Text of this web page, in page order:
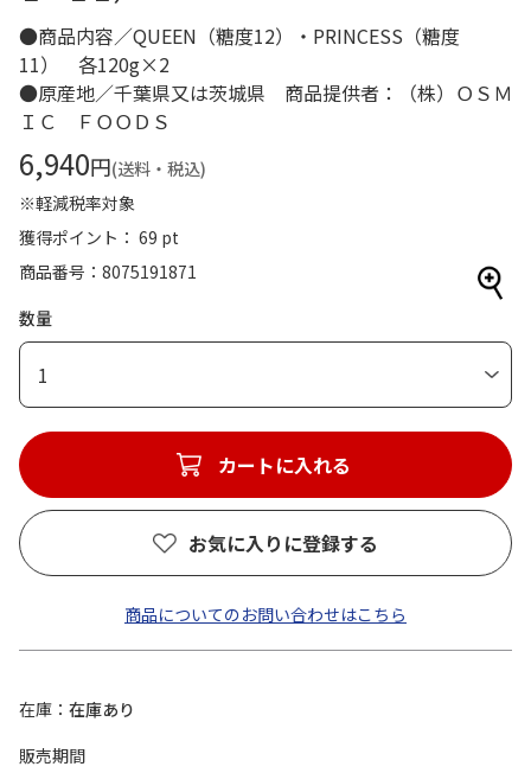
●商品内容／QUEEN（糖度12）・PRINCESS（糖度
11） 各120g×2
●原産地／千葉県又は茨城県 商品提供者：（株）ＯＳＭ
ＩＣ ＦＯＯＤＳ
6,940円(送料・税込)
※軽減税率対象
獲得ポイント： 69 pt
商品番号
8075191871
数量
1
カートに入れる
お気に入りに登録する
商品についてのお問い合わせはこちら
在庫
在庫あり
販売期間